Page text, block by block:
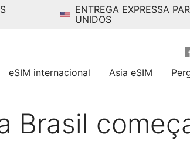
ENTREGA EXPRESSA
UNIDOS
eSIM internacional Asia eSIM
Brasil